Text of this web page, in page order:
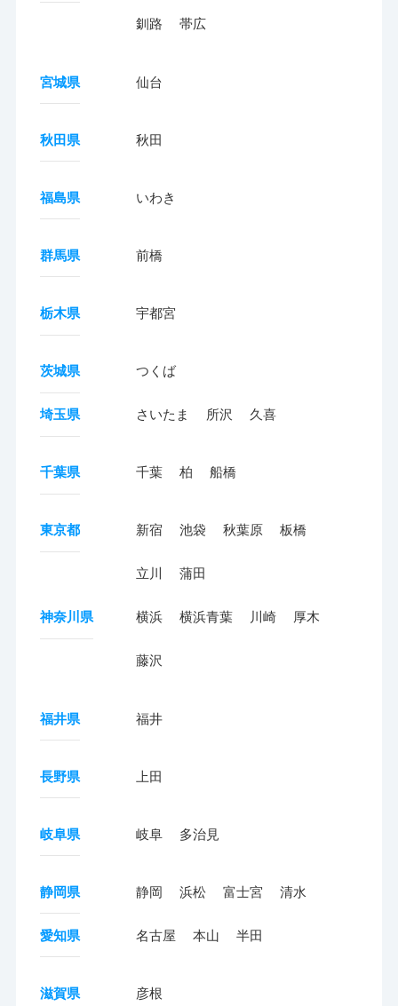
釧路 帯広
宮城県 仙台
秋田県 秋田
福島県 いわき
群馬県 前橋
栃木県 宇都宮
茨城県 つくば
埼玉県 さいたま 所沢 久喜
千葉県 千葉 柏 船橋
東京都 新宿 池袋 秋葉原 板橋
立川 蒲田
神奈川県 横浜 横浜青葉 川崎 厚木
藤沢
福井県 福井
長野県 上田
岐阜県 岐阜 多治見
静岡県 静岡 浜松 富士宮 清水
愛知県 名古屋 本山 半田
滋賀県 彦根